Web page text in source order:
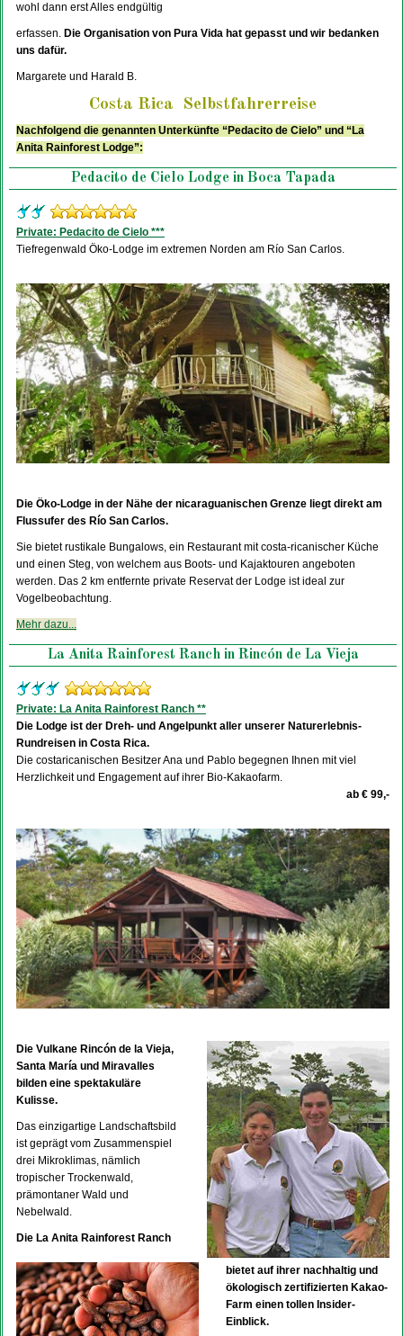
wohl dann erst Alles endgültig
erfassen. Die Organisation von Pura Vida hat gepasst und wir bedanken
uns dafür.
Margarete und Harald B.
Costa Rica Selbstfahrerreise
Nachfolgend die genannten Unterkünfte “Pedacito de Cielo” und “La
Anita Rainforest Lodge”:
Pedacito de Cielo Lodge in Boca Tapada
Private: Pedacito de Cielo ***
Tiefregenwald Öko-Lodge im extremen Norden am Río San Carlos.
Die Öko-Lodge in der Nähe der nicaraguanischen Grenze liegt direkt am
Flussufer des Río San Carlos.
Sie bietet rustikale Bungalows, ein Restaurant mit costa-ricanischer Küche
und einen Steg, von welchem aus Boots- und Kajaktouren angeboten
werden. Das 2 km entfernte private Reservat der Lodge ist ideal zur
Vogelbeobachtung.
Mehr dazu...
La Anita Rainforest Ranch in Rincón de La Vieja
Private: La Anita Rainforest Ranch **
Die Lodge ist der Dreh- und Angelpunkt aller unserer Naturerlebnis-
Rundreisen in Costa Rica.
Die costaricanischen Besitzer Ana und Pablo begegnen Ihnen mit viel
Herzlichkeit und Engagement auf ihrer Bio-Kakaofarm.
ab € 99,-
Die Vulkane Rincón de la Vieja,
Santa María und Miravalles
bilden eine spektakuläre
Kulisse.
Das einzigartige Landschaftsbild
ist geprägt vom Zusammenspiel
drei Mikroklimas, nämlich
tropischer Trockenwald,
prämontaner Wald und
Nebelwald.
Die La Anita Rainforest Ranch
bietet auf ihrer nachhaltig und
ökologisch zertifizierten Kakao-
Farm einen tollen Insider-
Einblick.